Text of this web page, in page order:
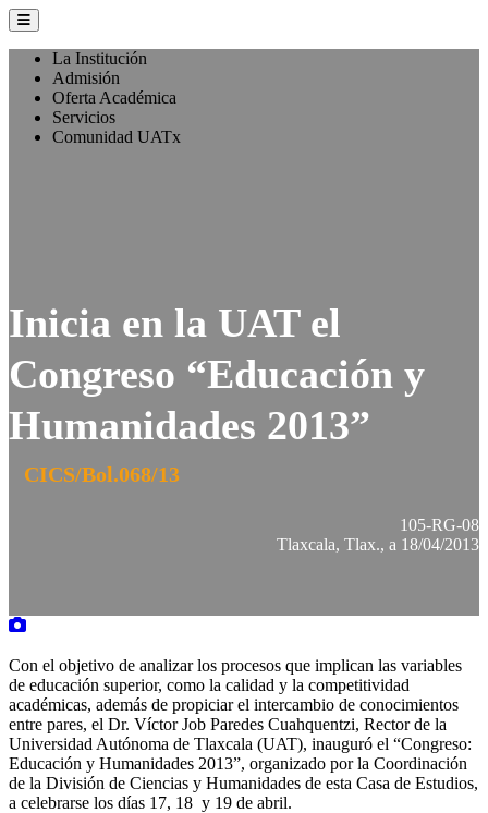
La Institución
Admisión
Oferta Académica
Servicios
Comunidad UATx
Inicia en la UAT el
Congreso “Educación y
Humanidades 2013”
CICS/Bol.068/13
105-RG-08
Tlaxcala, Tlax., a 18/04/2013
Con el objetivo de analizar los procesos que implican las variables
de educación superior, como la calidad y la competitividad
académicas, además de propiciar el intercambio de conocimientos
entre pares, el Dr. Víctor Job Paredes Cuahquentzi, Rector de la
Universidad Autónoma de Tlaxcala (UAT), inauguró el “Congreso:
Educación y Humanidades 2013”, organizado por la Coordinación
de la División de Ciencias y Humanidades de esta Casa de Estudios,
a celebrarse los días 17, 18 y 19 de abril.